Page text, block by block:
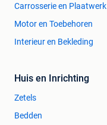
Carrosserie en Plaatwerk
Motor en Toebehoren
Interieur en Bekleding
Huis en Inrichting
Zetels
Bedden